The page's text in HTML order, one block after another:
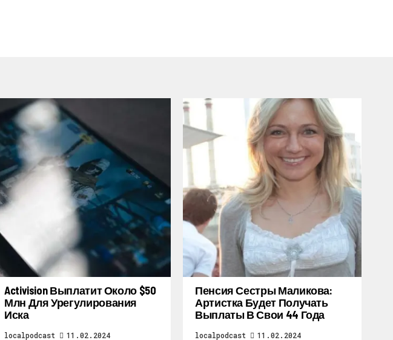
Activision Выплатит Около $50
Млн Для Урегулирования
Иска
localpodcast 11.02.2024
Пенсия Сестры Маликова:
Артистка Будет Получать
Выплаты В Свои 44 Года
localpodcast 11.02.2024